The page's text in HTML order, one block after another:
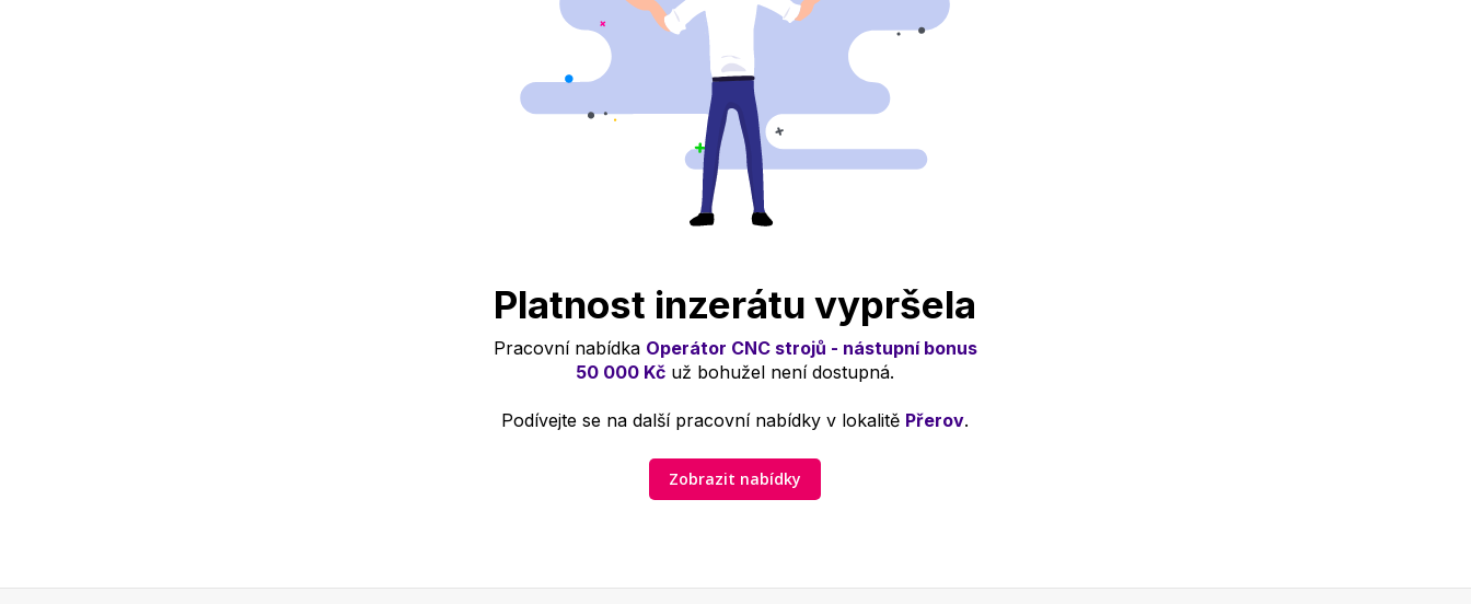
Platnost inzerátu vypršela
Pracovní nabídka Operátor CNC strojů - nástupní bonus
50 000 Kč už bohužel není dostupná.
Podívejte se na další pracovní nabídky v lokalitě Přerov.
Zobrazit nabídky